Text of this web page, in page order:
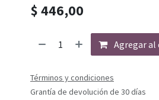
$446,00
Agregar
Términos y condiciones
Grantía de devolución de 30 días